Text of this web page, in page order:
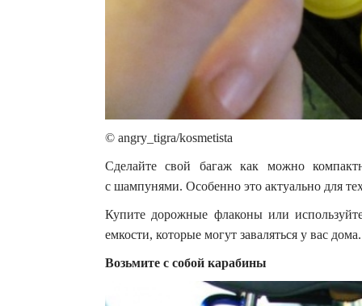
© angry_tigra/kosmetista
Сделайте свой багаж как можно
с шампунями. Особенно это актуально для
Купите дорожные флаконы или
емкости, которые могут заваляться у вас дома.
Возьмите с собой карабины